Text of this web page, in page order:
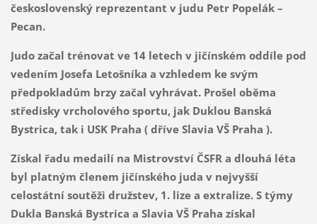
československý reprezentant v judu Petr Popelák –
Pecan.
Judo začal trénovat ve 14 letech v jičínském oddíle pod
vedením Josefa Letošníka a vzhledem ke svým
předpokladům brzy začal vyhrávat. Prošel oběma
středisky vrcholového sportu, jak Duklou Banská
Bystrica, tak i USK Praha ( dříve Slavia VŠ Praha ).
Získal řadu medailí na Mistrovství ČSFR a dlouhá léta
byl platným členem jičínského juda v nejvyšší
celostátní soutěži družstev, 1. lize a extralize. S týmy
Dukla Banská Bystrica a Slavia VŠ Praha získal